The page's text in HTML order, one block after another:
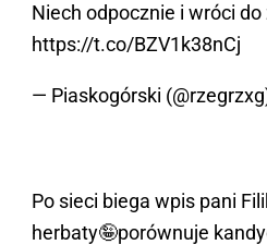
Niech odpocznie i wróci
https://t.co/BZV1k38nCj
— Piaskogórski
Po sieci biega wpis pani
herbaty🤪porównuje